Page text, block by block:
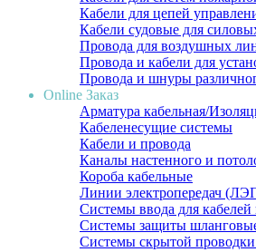
Кабели для цепей
Кабели судовые для
Провода для воздушных
Провода и кабели для
Провода и шнуры
Online Заказ
Арматура кабельная/
Кабеленесущие системы
Кабели и провода
Каналы настенного и
Короба кабельные
Линии электропередач
Системы ввода для кабелей
Системы защиты
Системы скрытой